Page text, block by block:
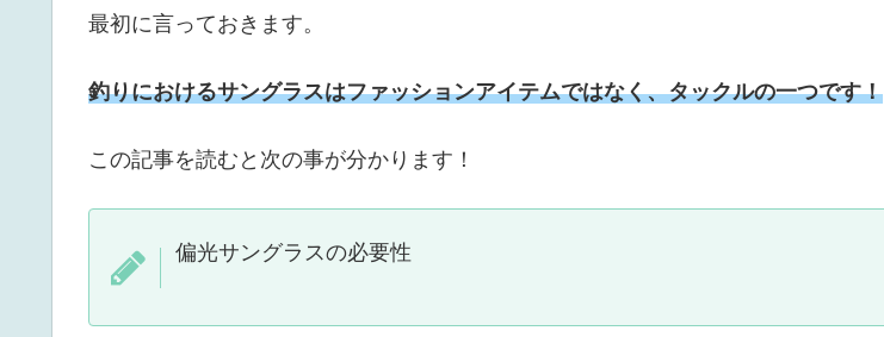
最初に言っておきます。
釣りにおけるサングラスはファッションアイテムではなく、タックルの一つです！
この記事を読むと次の事が分かります！
偏光サングラスの必要性